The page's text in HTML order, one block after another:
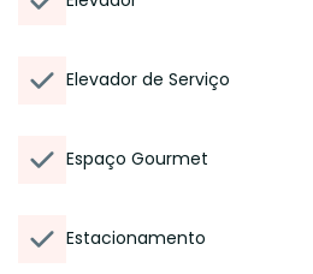
Elevador de Serviço
Espaço Gourmet
Estacionamento